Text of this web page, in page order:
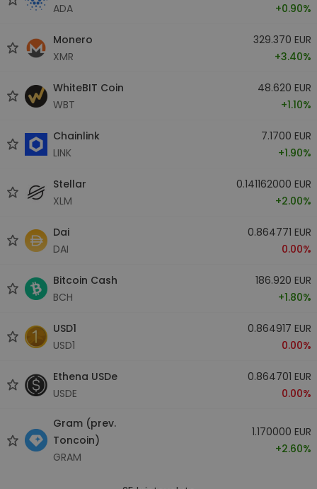
ADA
+0.90%
Monero
XMR
329.370 EUR
+3.40%
WhiteBIT Coin
WBT
48.620 EUR
+1.10%
Chainlink
LINK
7.1700 EUR
+1.90%
Stellar
XLM
0.141162000 EUR
+2.00%
Dai
DAI
0.864771 EUR
0.00%
Bitcoin Cash
BCH
186.920 EUR
+1.80%
USD1
USD1
0.864917 EUR
0.00%
Ethena USDe
USDE
0.864701 EUR
0.00%
Gram (prev.
Toncoin)
GRAM
1.170000 EUR
+2.60%